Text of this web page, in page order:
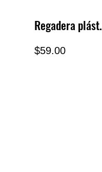
Regadera plást.
$59.00Precio